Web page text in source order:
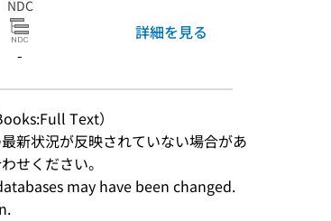
NDC
-
詳細を見る
Text）
新状況が反映されていない場合があ
せください。
may have been changed.